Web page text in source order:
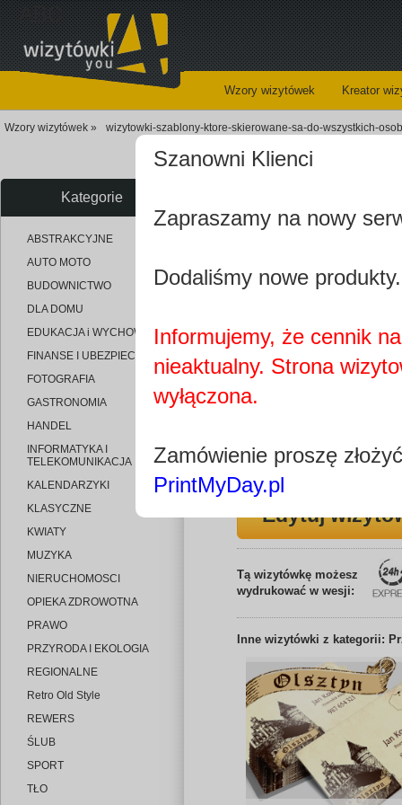
Wzory wizytówek Kreator
Wzory wizytówek » wizytowki-szablony-ktore-skierowane-sa-do-wszystkich-
Kategorie
ABSTRAKCYJNE
AUTO MOTO
BUDOWNICTWO
DLA DOMU
EDUKACJA i WYCHOWANIE
FINANSE I UBEZPIECZENIA
FOTOGRAFIA
GASTRONOMIA
HANDEL
INFORMATYKA I
TELEKOMUNIKACJA
KALENDARZYKI
KLASYCZNE
KWIATY
MUZYKA
NIERUCHOMOSCI
OPIEKA ZDROWOTNA
PRAWO
PRZYRODA I EKOLOGIA
REGIONALNE
Retro Old Style
REWERS
ŚLUB
SPORT
TŁO
Wzór wizytówki
ABC
Edytuj
Tą wizytówkę możesz
wydrukować w wesji:
Inne wizytówki z kategorii:
Szanowni Klienci
Zapraszamy na nowy
Dodaliśmy nowe
Informujemy, że cennik
nieaktualny. Strona
wyłączona.
Zamówienie proszę
PrintMyDay.pl